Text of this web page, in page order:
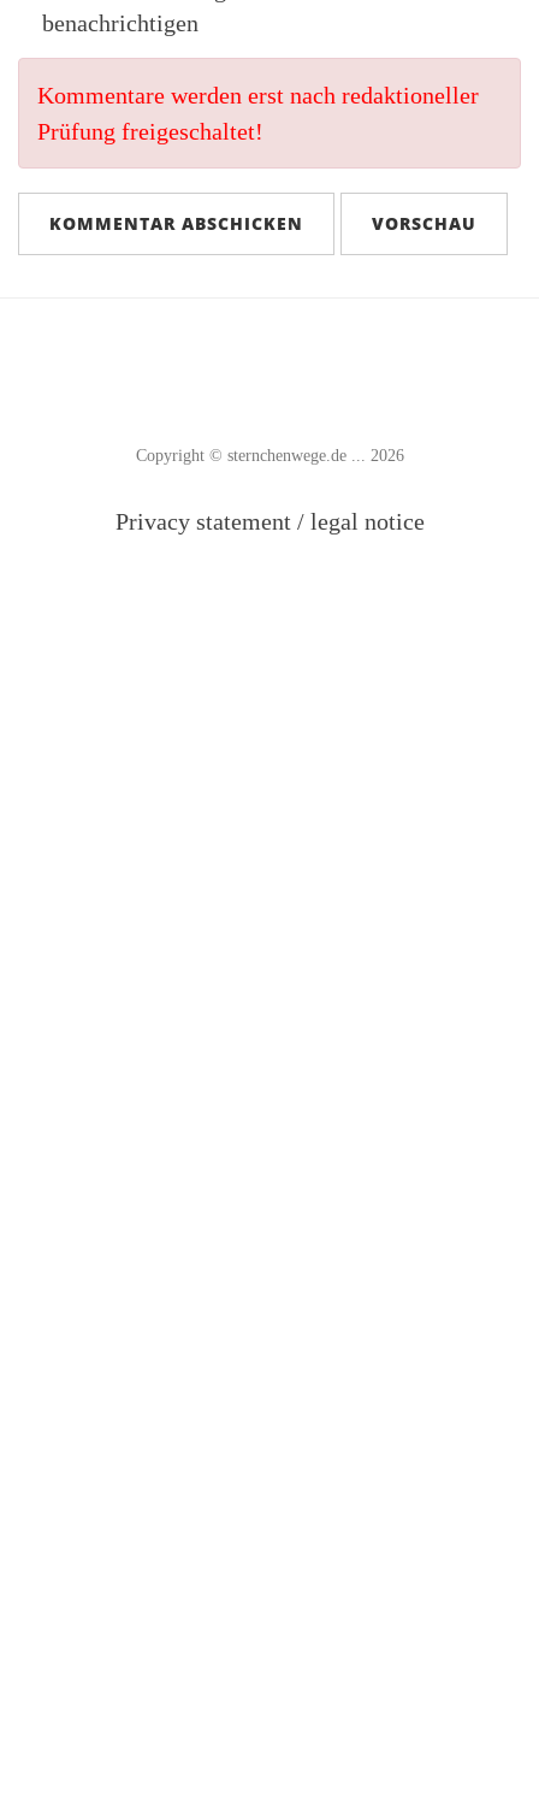
benachrichtigen
Kommentare werden erst nach redaktioneller
Prüfung freigeschaltet!
Copyright © sternchenwege.de ... 2026
Privacy statement / legal notice